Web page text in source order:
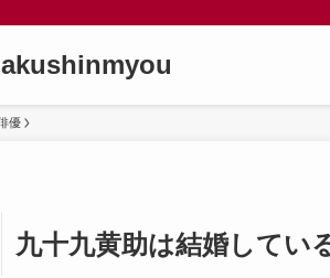
優
九十九黄助は結婚してい